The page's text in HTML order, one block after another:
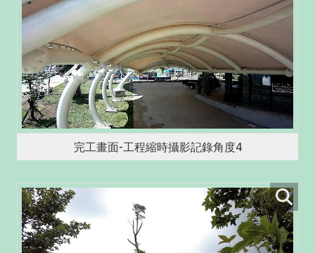
完工畫面-工程縮時攝影記錄角度4